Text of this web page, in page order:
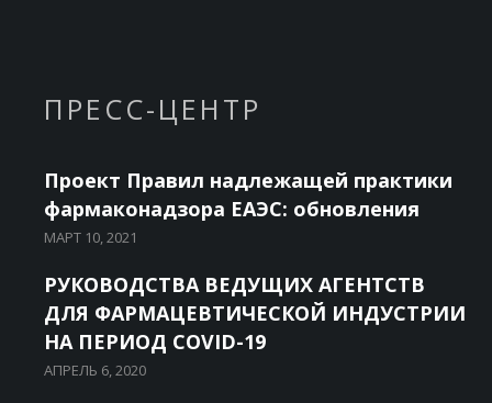
ПРЕСС-ЦЕНТР
Проект Правил надлежащей практики
фармаконадзора ЕАЭС: обновления
МАРТ 10, 2021
РУКОВОДСТВА ВЕДУЩИХ АГЕНТСТВ
ДЛЯ ФАРМАЦЕВТИЧЕСКОЙ ИНДУСТРИИ
НА ПЕРИОД COVID-19
АПРЕЛЬ 6, 2020